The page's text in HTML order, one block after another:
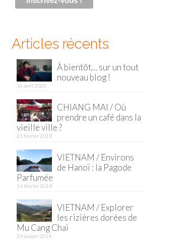
Articles récents
À bientôt… sur un tout
nouveau blog !
16 avril 2023
CHIANG MAI / Où
prendre un café dans la
vieille ville ?
21 février 2019
VIETNAM / Environs
de Hanoï : la Pagode
Parfumée
14 février 2019
VIETNAM / Explorer
les rizières dorées de
Mu Cang Chai
24 janvier 2019